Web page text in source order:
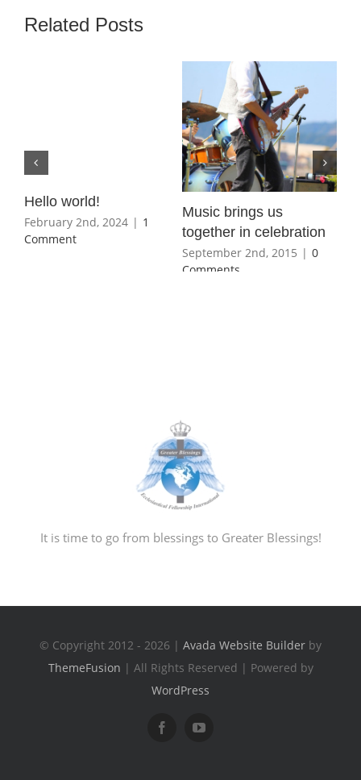
Related Posts
Hello world!
February 2nd, 2024 | 1
Comment
Music brings us
together in celebration
September 2nd, 2015 | 0
Comments
It is time to go from blessings to Greater Blessings!
© Copyright 2012 - 2026 | Avada Website Builder by
ThemeFusion | All Rights Reserved | Powered by
WordPress